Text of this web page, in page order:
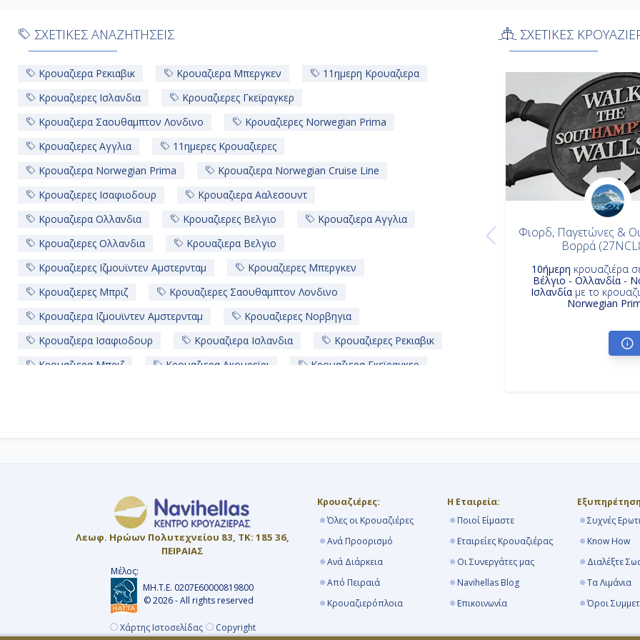
Ευελιξία:Μια
ξεκινήσετε την περιπέτειά σας από την Αγγλία και να ολοκληρώσετε το ταξίδι σας
Μην χάσετε την ευκαιρία να ζήσετε αυτή την αξέχαστη
11ήμερη κρουαζιέρα από
Σαουθάμπτον σε Ρέικιαβικ. Κλείστε σήμερα τη θέση σας και ετοιμαστείτε για ένα
ταξίδι που θα σας μείνει αξέχαστο!
ΣΧΕΤΙΚΕΣ ΑΝΑΖΗΤΗΣΕΙΣ
Κρουαζιερα Ρεκιαβικ Κρουαζιερα Μπεργκεν
11ημερη Κρουαζιερα
Κρουαζιερες Ισλανδια
Κρουαζιερες Γκεϊραγκερ
Κρουαζιερα Σαουθαμπτον Λονδινο
Κρουαζιερες Norwegian Prima
Κρουαζιερες Αγγλια
11ημερες Κρουαζιερες
Κρουαζιερα Norwegian Prima
Κρουαζιερα Norwegian Cruise Line
Κρουαζιερες Ισαφιοδουρ
Κρουαζιερα Ααλεσουντ
Κρουαζιερα Ολλανδια
Κρουαζιερες Βελγιο
Κρουαζιερα Αγγλια
Κρουαζιερες Ολλανδια
Κρουαζιερα Βελγιο
Κρουαζιερες Ιζμουϊντεν Αμστερνταμ
Κρουαζιερες Μπεργκεν
Κρουαζιερες Μπριζ
Κρουαζιερες Σαουθαμπτον Λονδινο
Κρουαζιερα Ιζμουϊντεν Αμστερνταμ
Κρουαζιερες Νορβηγια
Κρουαζιερα Ισαφιοδουρ
Κρουαζιερα Ισλανδια
Κρουαζιερες Ρεκιαβικ
Κρουαζιερα Μπριζ
Κρουαζιερα Ακουρεϊρι
Κρουαζιερα Γκεϊραγκερ
ΣΧΕΤΙΚΕΣ
Φιορδ, Παγετώνες &
Βορρά
10ήμερη κρουαζιέρα
Βέλγιο - Ολλανδία -
Ισλανδία με το
Norwegian
Λεωφ. Ηρώων Πολυτεχνείου 83, ΤΚ: 185 36,
ΠΕΙΡΑΙΑΣ
Μέλος:
ΜΗ.Τ.Ε. 0207Ε60000819800
© 2026 - All rights reserved
Χάρτης Ιστοσελίδας Copyright
Κρουαζιέρες:
Όλες οι Κρουαζιέρες
Ανά Προορισμό
Ανά Διάρκεια
Από Πειραιά
Κρουαζιερόπλοια
Η Εταιρεία:
Ποιοί Είμαστε
Εταιρείες Κρουαζιέρας
Οι Συνεργάτες μας
Navihellas Blog
Επικοινωνία
Συχνές
Know How
Διαλέξτε
Τα Λιμάνια
Όροι